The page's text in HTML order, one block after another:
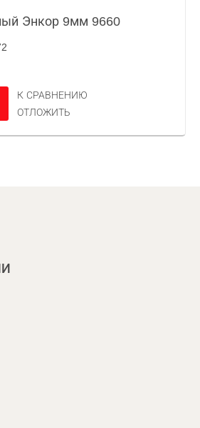
Энкор 9мм 9660
К СРАВНЕНИЮ
ОТЛОЖИТЬ